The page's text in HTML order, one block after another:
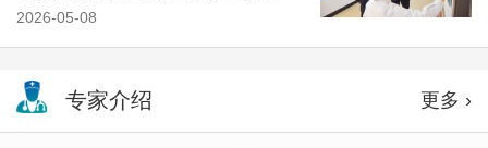
研。驻集团公司纪检监察组副组长郑顺
2026-05-08
专家介绍 更多 ›